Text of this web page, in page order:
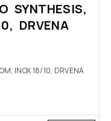
SYNTHESIS,
DRVENA
INOX 18/10, DRVENA